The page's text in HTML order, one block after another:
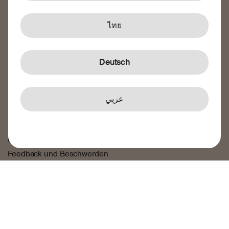
ไทย
Deutsch
عربي
Über uns
Unsere Story
News und Blog
Geschäftsbedingungen
Airtime Geschäftsbedingungen
Cookie-Richtlinie
Feedback und Beschwerden